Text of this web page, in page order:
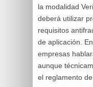
la modalidad
deberá utilizar
requisitos
de aplicación.
empresas
aunque
el reglamento